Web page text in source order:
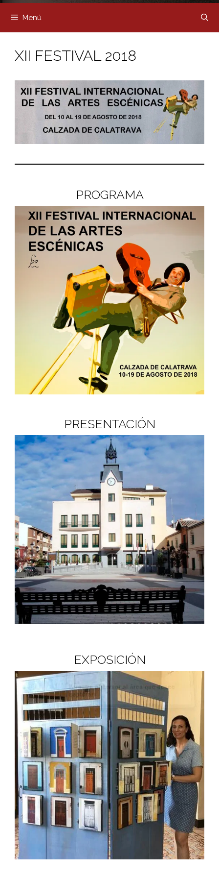
Menú
XII FESTIVAL 2018
PROGRAMA
PRESENTACIÓN
EXPOSICIÓN